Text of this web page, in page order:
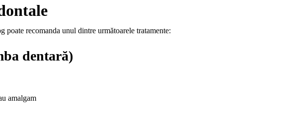
poate recomanda unul dintre următoarele tratamente:
dentară)
amalgam